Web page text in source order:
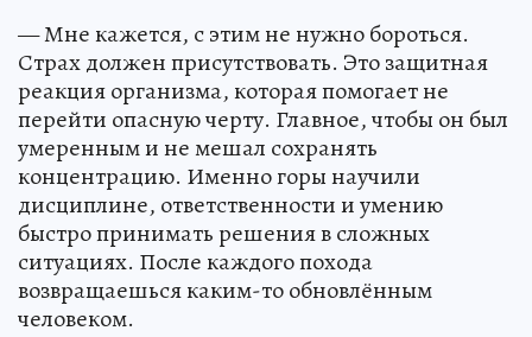
— Мне кажется, с этим не нужно бороться.
Страх должен присутствовать. Это защитная
реакция организма, которая помогает не
перейти опасную черту. Главное, чтобы он был
умеренным и не мешал сохранять
концентрацию. Именно горы научили
дисциплине, ответственности и умению
быстро принимать решения в сложных
ситуациях. После каждого похода
возвращаешься каким-то обновлённым
человеком.